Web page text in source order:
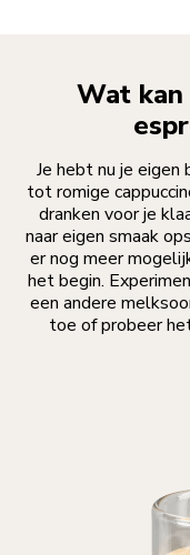
Wat
Je hebt nu je
tot romige
dranken voor je
naar eigen smaak
er nog meer
het begin.
een andere
toe of probeer